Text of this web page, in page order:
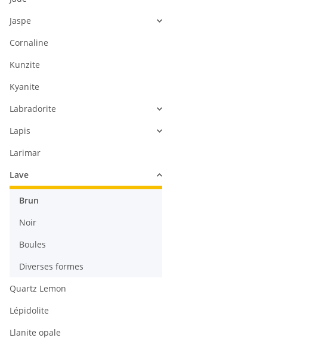
Jaspe
Cornaline
Kunzite
Kyanite
Labradorite
Lapis
Larimar
Lave
Brun
Noir
Boules
Diverses formes
Quartz Lemon
Lépidolite
Llanite opale